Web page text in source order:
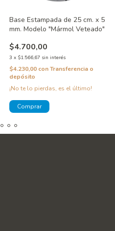
Base Estampada de 25 cm. x 5
mm. Modelo "Mármol Veteado"
$4.700,00
3 x $1.566,67 sin interés
$4.230,00 conTransferencia o
depósito
¡No te lo pierdas, es el último!